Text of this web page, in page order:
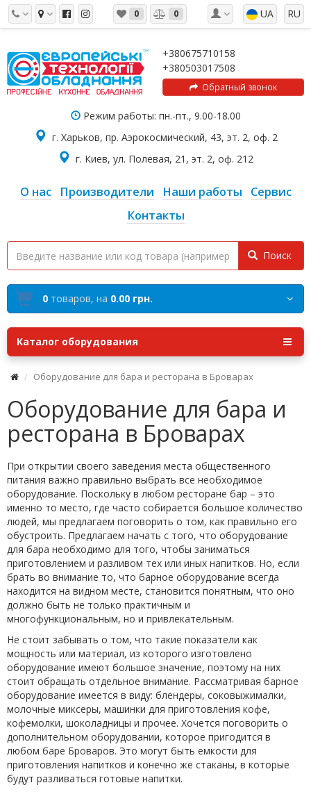
RU
UA
0 0
+380675710158
+380503017508
Обратный звонок
Режим работы: пн.-пт., 9.00-18.00
г. Харьков, пр. Аэрокосмический, 43, эт. 2, оф. 2
г. Киев, ул. Полевая, 21, эт. 2, оф. 212
О нас Производители Наши работы
Сервис
Контакты
Поиск
0 товаров, на 0.00 грн.
Каталог оборудования
Оборудование для бара и ресторана в Броварах
Оборудование для бара и
ресторана в Броварах
При открытии своего заведения места общественного
питания важно правильно выбрать все необходимое
оборудование. Поскольку в любом ресторане бар – это
именно то место, где часто собирается большое количество
людей, мы предлагаем поговорить о том, как правильно его
обустроить. Предлагаем начать с того, что оборудование
для бара необходимо для того, чтобы заниматься
приготовлением и разливом тех или иных напитков. Но, если
брать во внимание то, что барное оборудование всегда
находится на видном месте, становится понятным, что оно
должно быть не только практичным и
многофункциональным, но и привлекательным.
Не стоит забывать о том, что такие показатели как
мощность или материал, из которого изготовлено
оборудование имеют большое значение, поэтому на них
стоит обращать отдельное внимание. Рассматривая барное
оборудование имеется в виду: блендеры, соковыжималки,
молочные миксеры, машинки для приготовления кофе,
кофемолки, шоколадницы и прочее. Хочется поговорить о
дополнительном оборудовании, которое пригодится в
любом баре Броваров. Это могут быть емкости для
приготовления напитков и конечно же стаканы, в которые
будут разливаться готовые напитки.